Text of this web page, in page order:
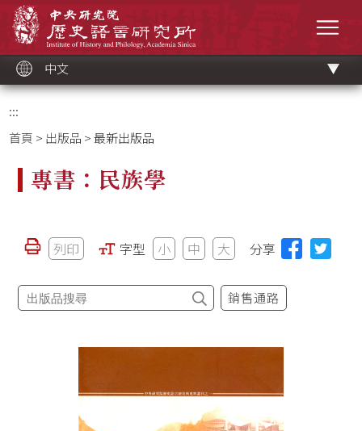
中文
:::
首頁 > 出版品 > 最新出版品
專書：民族學
列印 字型 小 中 大 分享
銷售通路